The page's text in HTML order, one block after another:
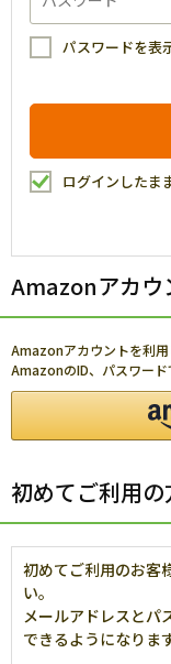
パスワードを表
ログインしたま
Amazonアカウ
Amazonアカウントを利用
AmazonのID、パスワード
初めてご利用
初めてご利用のお客
い。
メールアドレスとパ
できるようになります